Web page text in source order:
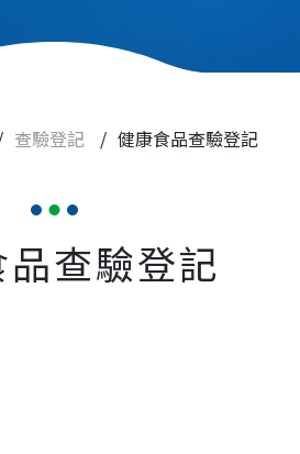
記
料申請
查驗登記 / 健康食品查驗登記
查驗登記